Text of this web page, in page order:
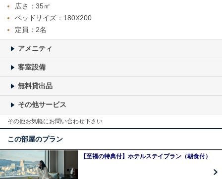
広さ：35㎡
ベッドサイズ：180X200
定員：2名
アメニティ
客室設備
無料貸出品
その他サービス
その他お気軽にお問い合わせ下さい
この部屋のプラン
【至福の特典付】ホテルステイプラン（朝食付）